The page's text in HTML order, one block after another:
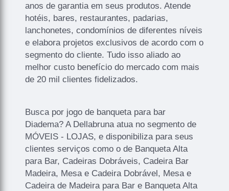
anos de garantia em seus produtos. Atende
hotéis, bares, restaurantes, padarias,
lanchonetes, condomínios de diferentes níveis
e elabora projetos exclusivos de acordo com o
segmento do cliente. Tudo isso aliado ao
melhor custo benefício do mercado com mais
de 20 mil clientes fidelizados.
Busca por jogo de banqueta para bar
Diadema? A Dellabruna atua no segmento de
MÓVEIS - LOJAS, e disponibiliza para seus
clientes serviços como o de Banqueta Alta
para Bar, Cadeiras Dobráveis, Cadeira Bar
Madeira, Mesa e Cadeira Dobrável, Mesa e
Cadeira de Madeira para Bar e Banqueta Alta